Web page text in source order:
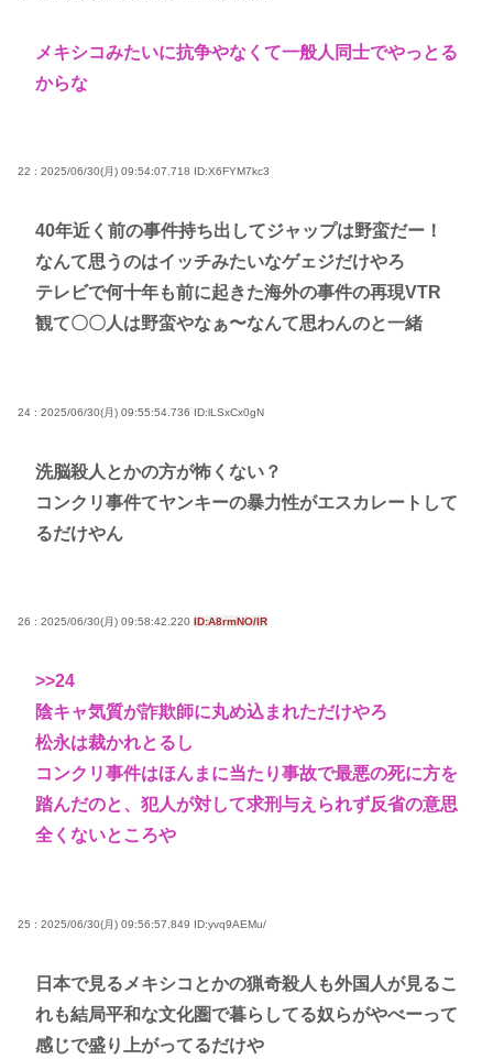
メキシコみたいに抗争やなくて一般人同士でやっとる
からな
22 : 2025/06/30(月) 09:54:07.718 ID:X6FYM7kc3
40年近く前の事件持ち出してジャップは野蛮だー！
なんて思うのはイッチみたいなゲェジだけやろ
テレビで何十年も前に起きた海外の事件の再現VTR
観て〇〇人は野蛮やなぁ〜なんて思わんのと一緒
24 : 2025/06/30(月) 09:55:54.736 ID:lLSxCx0gN
洗脳殺人とかの方が怖くない？
コンクリ事件てヤンキーの暴力性がエスカレートして
るだけやん
26 : 2025/06/30(月) 09:58:42.220 ID:A8rmNO/lR
>>24
陰キャ気質が詐欺師に丸め込まれただけやろ
松永は裁かれとるし
コンクリ事件はほんまに当たり事故で最悪の死に方を
踏んだのと、犯人が対して求刑与えられず反省の意思
全くないところや
25 : 2025/06/30(月) 09:56:57.849 ID:yvq9AEMu/
日本で見るメキシコとかの猟奇殺人も外国人が見るこ
れも結局平和な文化圏で暮らしてる奴らがやべーって
感じで盛り上がってるだけや